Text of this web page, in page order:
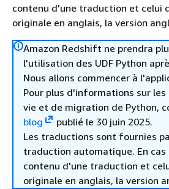
contenu d'une traduction et celui
originale en anglais, la version
Amazon Redshift ne prendra
l'utilisation des UDF Python
Nous allons commencer à
Pour plus d'informations sur
vie et de migration de Python,
blog
publié le 30 juin 2025.
Les traductions sont fournies
traduction automatique. En
contenu d'une traduction et
originale en anglais, la version